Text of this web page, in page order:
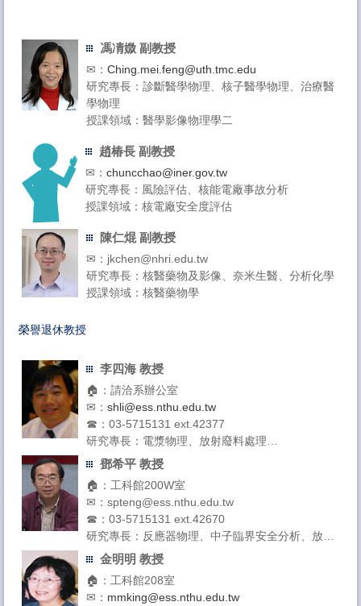
馮凊媺 副教授
✉：Ching.mei.feng@uth.tmc.edu
研究專長：診斷醫學物理、核子醫學物理、治療醫
學物理
授課領域：醫學影像物理學二
趙椿長 副教授
✉：chuncchao@iner.gov.tw
研究專長：風險評估、核能電廠事故分析
授課領域：核電廠安全度評估
陳仁焜 副教授
✉：jkchen@nhri.edu.tw
研究專長：核醫藥物及影像、奈米生醫、分析化學
授課領域：核醫藥物學
榮譽退休教授
李四海 教授
🏠：請洽系辦公室
✉：shli@ess.nthu.edu.tw
☎：03-5715131 ext.42377
研究專長：電漿物理、放射廢料處理
授課領域：核融合工程、放射廢料工程、工程數學
鄧希平 教授
🏠：工科館200W室
✉：spteng@ess.nthu.edu.tw
☎：03-5715131 ext.42670
研究專長：反應器物理、中子臨界安全分析、放射
廢料處置
金明明 教授
🏠：工科館208室
✉： mmking@ess.nthu.edu.tw